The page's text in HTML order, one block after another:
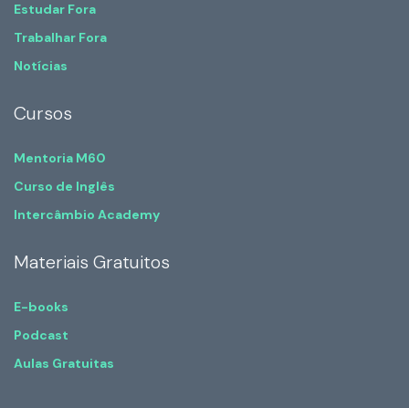
Estudar Fora
Trabalhar Fora
Notícias
Cursos
Mentoria M60
Curso de Inglês
Intercâmbio Academy
Materiais Gratuitos
E-books
Podcast
Aulas Gratuitas